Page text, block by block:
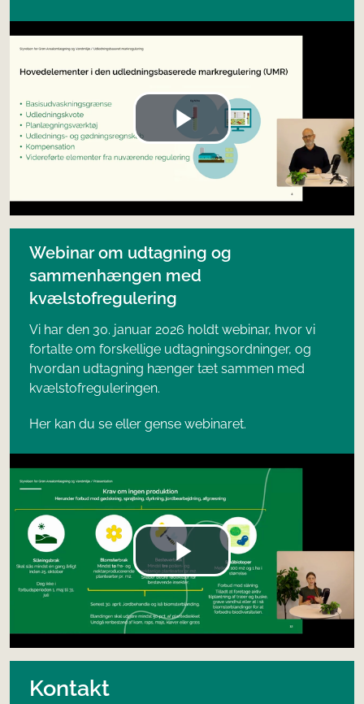
Webinar om udtagning og
sammenhængen med
kvælstofregulering
Vi har den 30. januar 2026 holdt webinar, hvor vi
fortalte om forskellige udtagningsordninger, og
hvordan udtagning hænger tæt sammen med
kvælstofreguleringen.
Her kan du se eller gense webinaret.
Kontakt